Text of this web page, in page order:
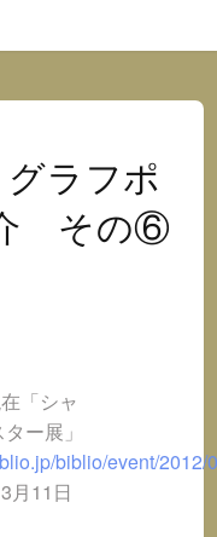
ラフポ
その⑥
「シャ
ー展」
biblio/event/2012/
月11日